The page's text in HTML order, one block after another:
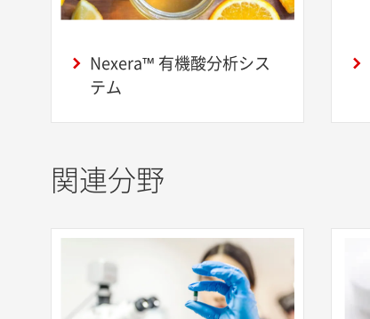
Nexera™ 有機酸分析シス
テム
関連分野